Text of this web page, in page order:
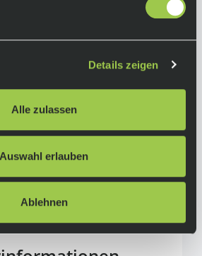
Details zeigen
Alle zulassen
Auswahl erlauben
Ablehnen
dein Traumbike mit